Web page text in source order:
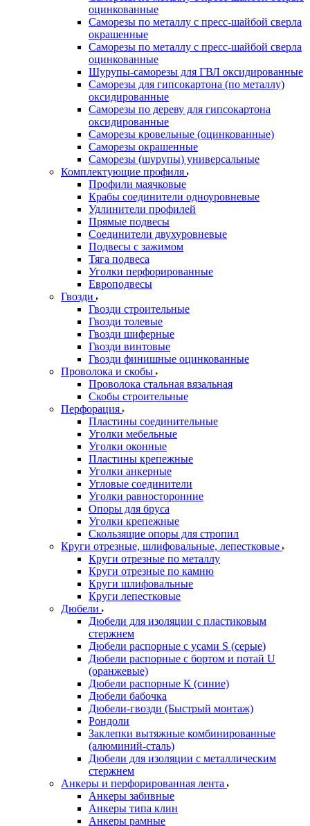
оцинкованные
Саморезы по металлу с пресс-шайбой сверла
окрашенные
Саморезы по металлу с пресс-шайбой сверла
оцинкованные
Шурупы-саморезы для ГВЛ оксидированные
Саморезы для гипсокартона (по металлу)
оксидированные
Саморезы по дереву для гипсокартона
оксидированные
Саморезы кровельные (оцинкованные)
Саморезы окрашенные
Саморезы (шурупы) универсальные
Комплектующие профиля
Профили маячковые
Крабы соединители одноуровневые
Удлинители профилей
Прямые подвесы
Соединители двухуровневые
Подвесы с зажимом
Тяга подвеса
Уголки перфорированные
Европодвесы
Гвозди
Гвозди строительные
Гвозди толевые
Гвозди шиферные
Гвозди винтовые
Гвозди финишные оцинкованные
Проволока и скобы
Проволока стальная вязальная
Скобы строительные
Перфорация
Пластины соединительные
Уголки мебельные
Уголки оконные
Пластины крепежные
Уголки анкерные
Угловые соединители
Уголки равносторонние
Опоры для бруса
Уголки крепежные
Скользящие опоры для стропил
Круги отрезные, шлифовальные, лепестковые
Круги отрезные по металлу
Круги отрезные по камню
Круги шлифовальные
Круги лепестковые
Дюбели
Дюбели для изоляции с пластиковым
стержнем
Дюбели распорные с усами S (серые)
Дюбели распорные c бортом и потай U
(оранжевые)
Дюбели распорные К (синие)
Дюбели бабочка
Дюбели-гвозди (Быстрый монтаж)
Рондоли
Заклепки вытяжные комбинированные
(алюминий-сталь)
Дюбели для изоляции с металлическим
стержнем
Анкеры и перфорированная лента
Анкеры забивные
Анкеры типа клин
Анкеры рамные